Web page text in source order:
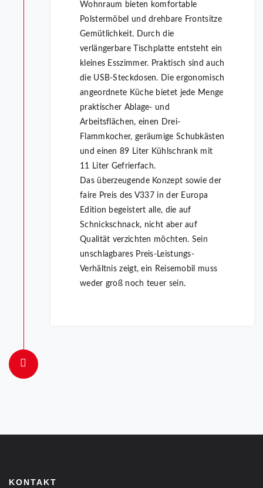
Wohnraum bieten komfortable
Polstermöbel und drehbare Frontsitze
Gemütlichkeit. Durch die
verlängerbare Tischplatte entsteht ein
kleines Esszimmer. Praktisch sind auch
die USB-Steckdosen. Die ergonomisch
angeordnete Küche bietet jede Menge
praktischer Ablage- und
Arbeitsflächen, einen Drei-
Flammkocher, geräumige Schubkästen
und einen 89 Liter Kühlschrank mit
11 Liter Gefrierfach.
Das überzeugende Konzept sowie der
faire Preis des V337 in der Europa
Edition begeistert alle, die auf
Schnickschnack, nicht aber auf
Qualität verzichten möchten. Sein
unschlagbares Preis-Leistungs-
Verhältnis zeigt, ein Reisemobil muss
weder groß noch teuer sein.
KONTAKT